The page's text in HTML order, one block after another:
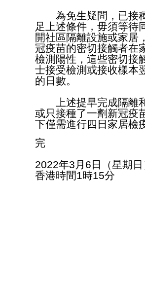
為免生疑問，已接種
足上述條件，毋須等待
開社區隔離設施或家居
冠疫苗的密切接觸者在
檢測陽性，這些密切接
士接受檢測或接收樣本
的日數。
上述提早完成隔離和
或只接種了一劑新冠疫
下僅需進行四日家居檢
完
2022年3月6日（星期
香港時間1時15分